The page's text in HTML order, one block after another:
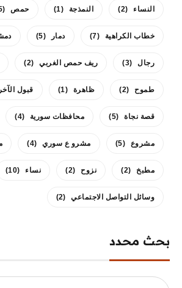
النساء (2) النمذجة (1) حمص (5)
خطاب الكراهية (7) دمار (5)
رجال (3) ريف حمص الغربي (2)
طموح (2) ظاهرة (1) قبول الآخر
قصة نجاة (5) محافظات سورية (4)
مشروع (5) مشرو ع سوري (4)
مطبخ (2) نزوح (2) نساء (10)
وسائل التواصل الاجتماعي (2)
بحث محدد